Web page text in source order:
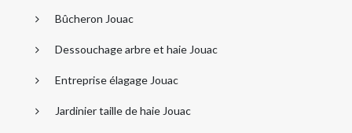
Bûcheron Jouac
Dessouchage arbre et haie Jouac
Entreprise élagage Jouac
Jardinier taille de haie Jouac